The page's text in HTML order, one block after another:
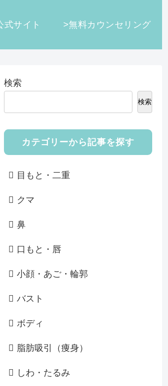
式サイト >無料カウンセリング
検索
検索
カテゴリーから記事を探す
目もと・二重
クマ
鼻
口もと・唇
小顔・あご・輪郭
バスト
ボディ
脂肪吸引（痩身）
しわ・たるみ